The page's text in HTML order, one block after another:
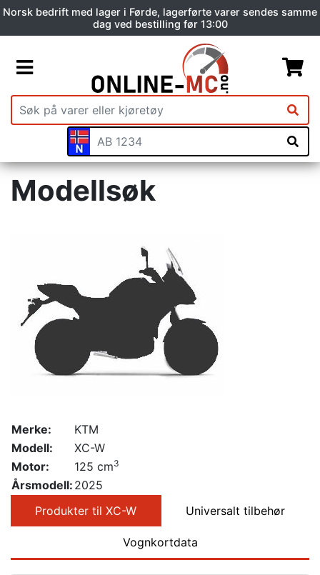
Norsk bedrift med lager i Førde, lagerførte varer sendes samme
dag ved bestilling før 13:00
Modellsøk
Merke:
KTM
Modell:
XC-W
Motor:
125 cm3
Årsmodell: 2025
Produkter til XC-W
Universalt tilbehør
Vognkortdata